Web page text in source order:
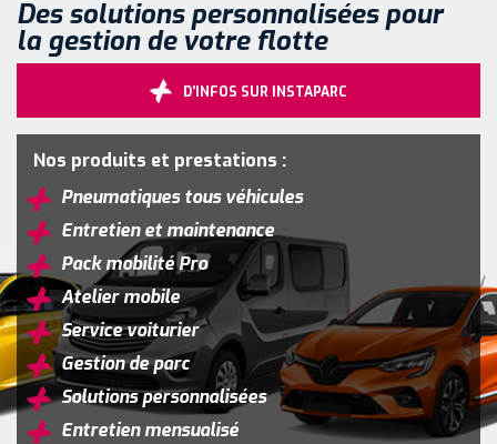
Des solutions personnalisées pour
la gestion de votre flotte
D’INFOS SUR INSTAPARC
Nos produits et prestations :
Pneumatiques tous véhicules
Entretien et maintenance
Pack mobilité Pro
Atelier mobile
Service voiturier
Gestion de parc
Solutions personnalisées
Entretien mensualisé